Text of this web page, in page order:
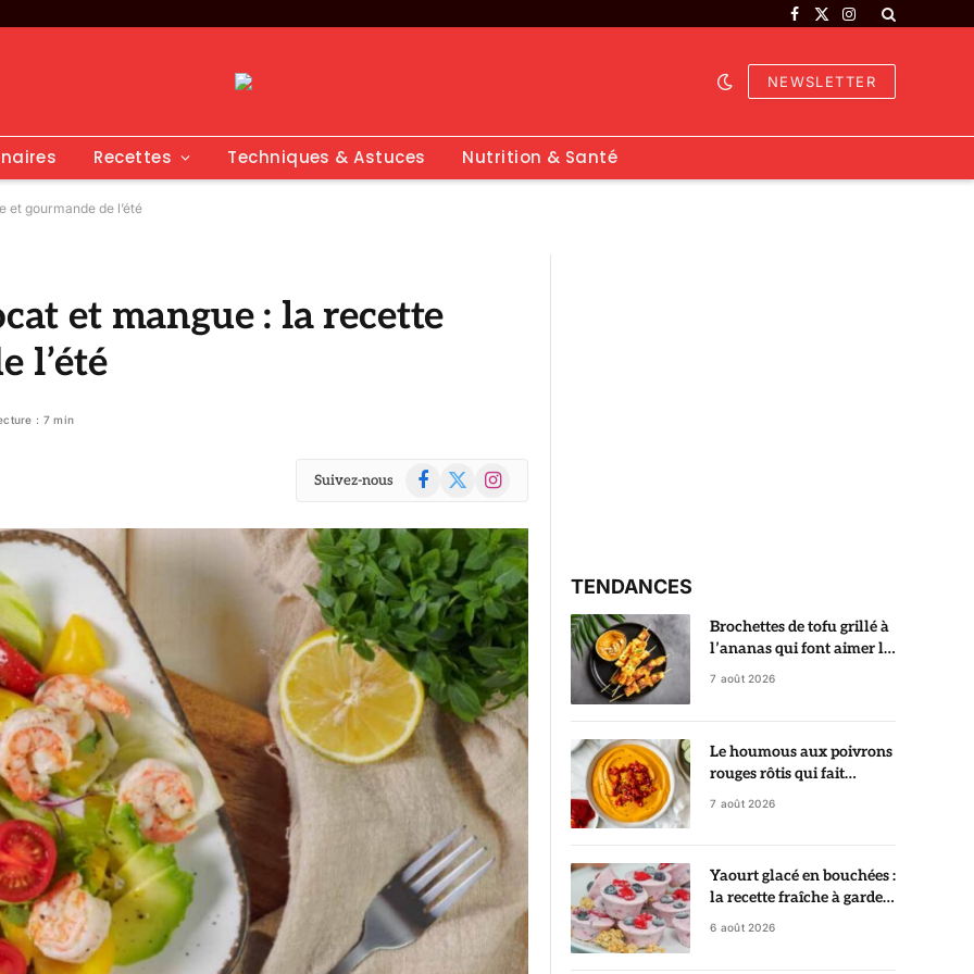
Facebook
X
Instagram
NEWSLETTER
Recettes Techniques & Astuces Nutrition & Santé
gourmande de l’été
et mangue : la recette
l’été
: 7 min
Suivez-nous Facebook
X
Instagram
TENDANCES
Brochettes de tofu grillé à
l’ananas qui font aimer le
tofu dès la première
7 août 2026
Le houmous aux poivrons
rouges rôtis qui fait
sensation à tous les apéros
7 août 2026
Yaourt glacé en bouchées :
la recette fraîche à garder
au congélateur
6 août 2026